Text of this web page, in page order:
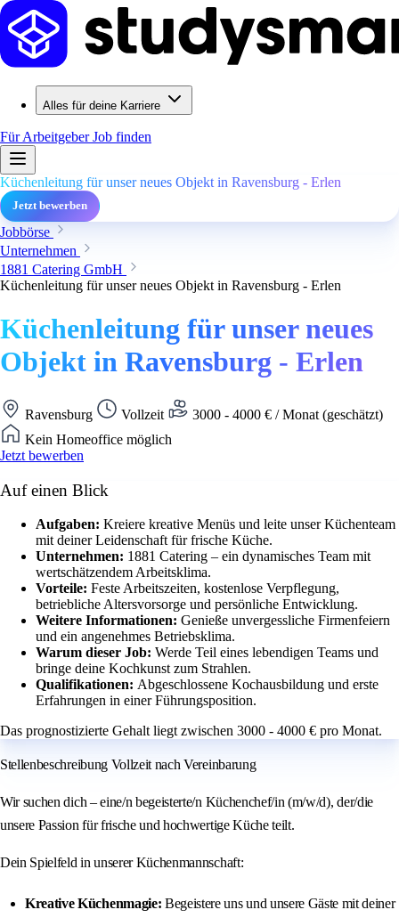
Alles für deine Karriere
Für ArbeitgeberJob finden
Küchenleitung für unser neues Objekt in Ravensburg - Erlen
Jetzt bewerben
Jobbörse
Unternehmen
1881 Catering GmbH
Küchenleitung für unser neues Objekt in Ravensburg - Erlen
Küchenleitung für unser neues
Objekt in Ravensburg - Erlen
Ravensburg Vollzeit
3000 - 4000 € / Monat (geschätzt)
Kein Homeoffice möglich
Jetzt bewerben
Auf einen Blick
Aufgaben: Kreiere kreative Menüs und leite unser Küchenteam
mit deiner Leidenschaft für frische Küche.
Unternehmen: 1881 Catering – ein dynamisches Team mit
wertschätzendem Arbeitsklima.
Vorteile: Feste Arbeitszeiten, kostenlose Verpflegung,
betriebliche Altersvorsorge und persönliche Entwicklung.
Weitere Informationen: Genieße unvergessliche Firmenfeiern
und ein angenehmes Betriebsklima.
Warum dieser Job: Werde Teil eines lebendigen Teams und
bringe deine Kochkunst zum Strahlen.
Qualifikationen: Abgeschlossene Kochausbildung und erste
Erfahrungen in einer Führungsposition.
Das prognostizierte Gehalt liegt zwischen 3000 - 4000 € pro Monat.
Stellenbeschreibung Vollzeit nach Vereinbarung
Wir suchen dich – eine/n begeisterte/n Küchenchef/in (m/w/d), der/die
unsere Passion für frische und hochwertige Küche teilt.
Dein Spielfeld in unserer Küchenmannschaft:
Kreative Küchenmagie: Begeistere uns und unsere Gäste mit deiner